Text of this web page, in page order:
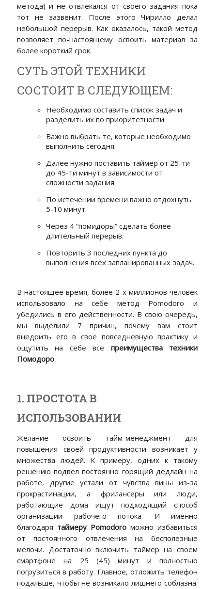
метода) и не отвлекался от своего задания пока
тот не зазвенит. После этого Чирилло делал
небольшой перерыв. Как оказалось, такой метод
позволяет по-настоящему освоить материал за
более короткий срок.
СУТЬ ЭТОЙ ТЕХНИКИ
СОСТОИТ В СЛЕДУЮЩЕМ:
Необходимо составить список задач и
разделить их по приоритетности.
Важно выбрать те, которые необходимо
выполнить сегодня.
Далее нужно поставить таймер от 25-ти
до 45-ти минут в зависимости от
сложности задания.
По истечении времени важно отдохнуть
5-10 минут.
Через 4 “помидоры” сделать более
длительный перерыв.
Повторить 3 последних пункта до
выполнения всех запланированных задач.
В настоящее время, более 2-х миллионов человек
использовало на себе метод Pomodoro и
убедились в его действенности. В свою очередь,
мы выделили 7 причин, почему вам стоит
внедрить его в свое повседневную практику и
ощутить на себе все преимущества техники
Помодоро.
1. ПРОСТОТА В
ИСПОЛЬЗОВАНИИ
Желание освоить тайм-менеджмент для
повышения своей продуктивности возникает у
множества людей. К примеру, одних к такому
решению подвел постоянно горящий дедлайн на
работе, другие устали от чувства вины из-за
прокрастинации, а фрилансеры или люди,
работающие дома ищут подходящий способ
организации рабочего потока. И именно
благодаря таймеру Pomodoro можно избавиться
от постоянного отвлечения на бесполезные
мелочи. Достаточно включить таймер на своем
смартфоне на 25 (45) минут и полностью
погрузиться в работу. Главное, отложить телефон
подальше, чтобы не возникало лишнего соблазна.